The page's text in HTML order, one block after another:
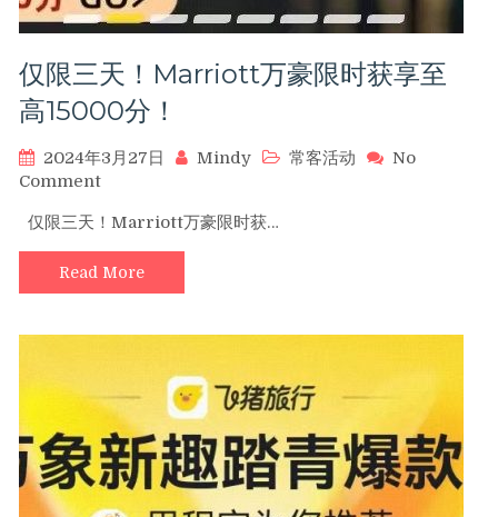
套
连
住
享
惠！
仅限三天！Marriott万豪限时获享至
高15000分！
2024年3月27日 Mindy 常客活动
No
Commenton
限
三
天！
Marriott
获
享
至
高
15000
仅限三天！Marriott万豪限时获…
Read More